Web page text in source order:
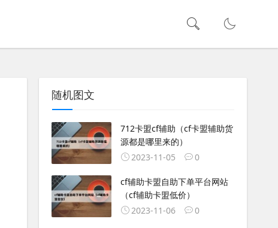
随机图文
712卡盟cf辅助（cf卡盟辅助货
源都是哪里来的）
2023-11-05
0
cf辅助卡盟自助下单平台网站
（cf辅助卡盟低价）
2023-11-06
0